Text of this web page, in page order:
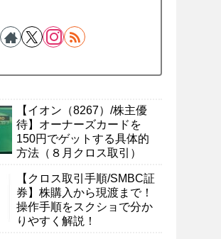
【イオン（8267）/株主優
待】オーナーズカードを
150円でゲットする具体的
方法（８月クロス取引）
【クロス取引手順/SMBC証
券】株購入から現渡まで！
操作手順をスクショで分か
りやすく解説！